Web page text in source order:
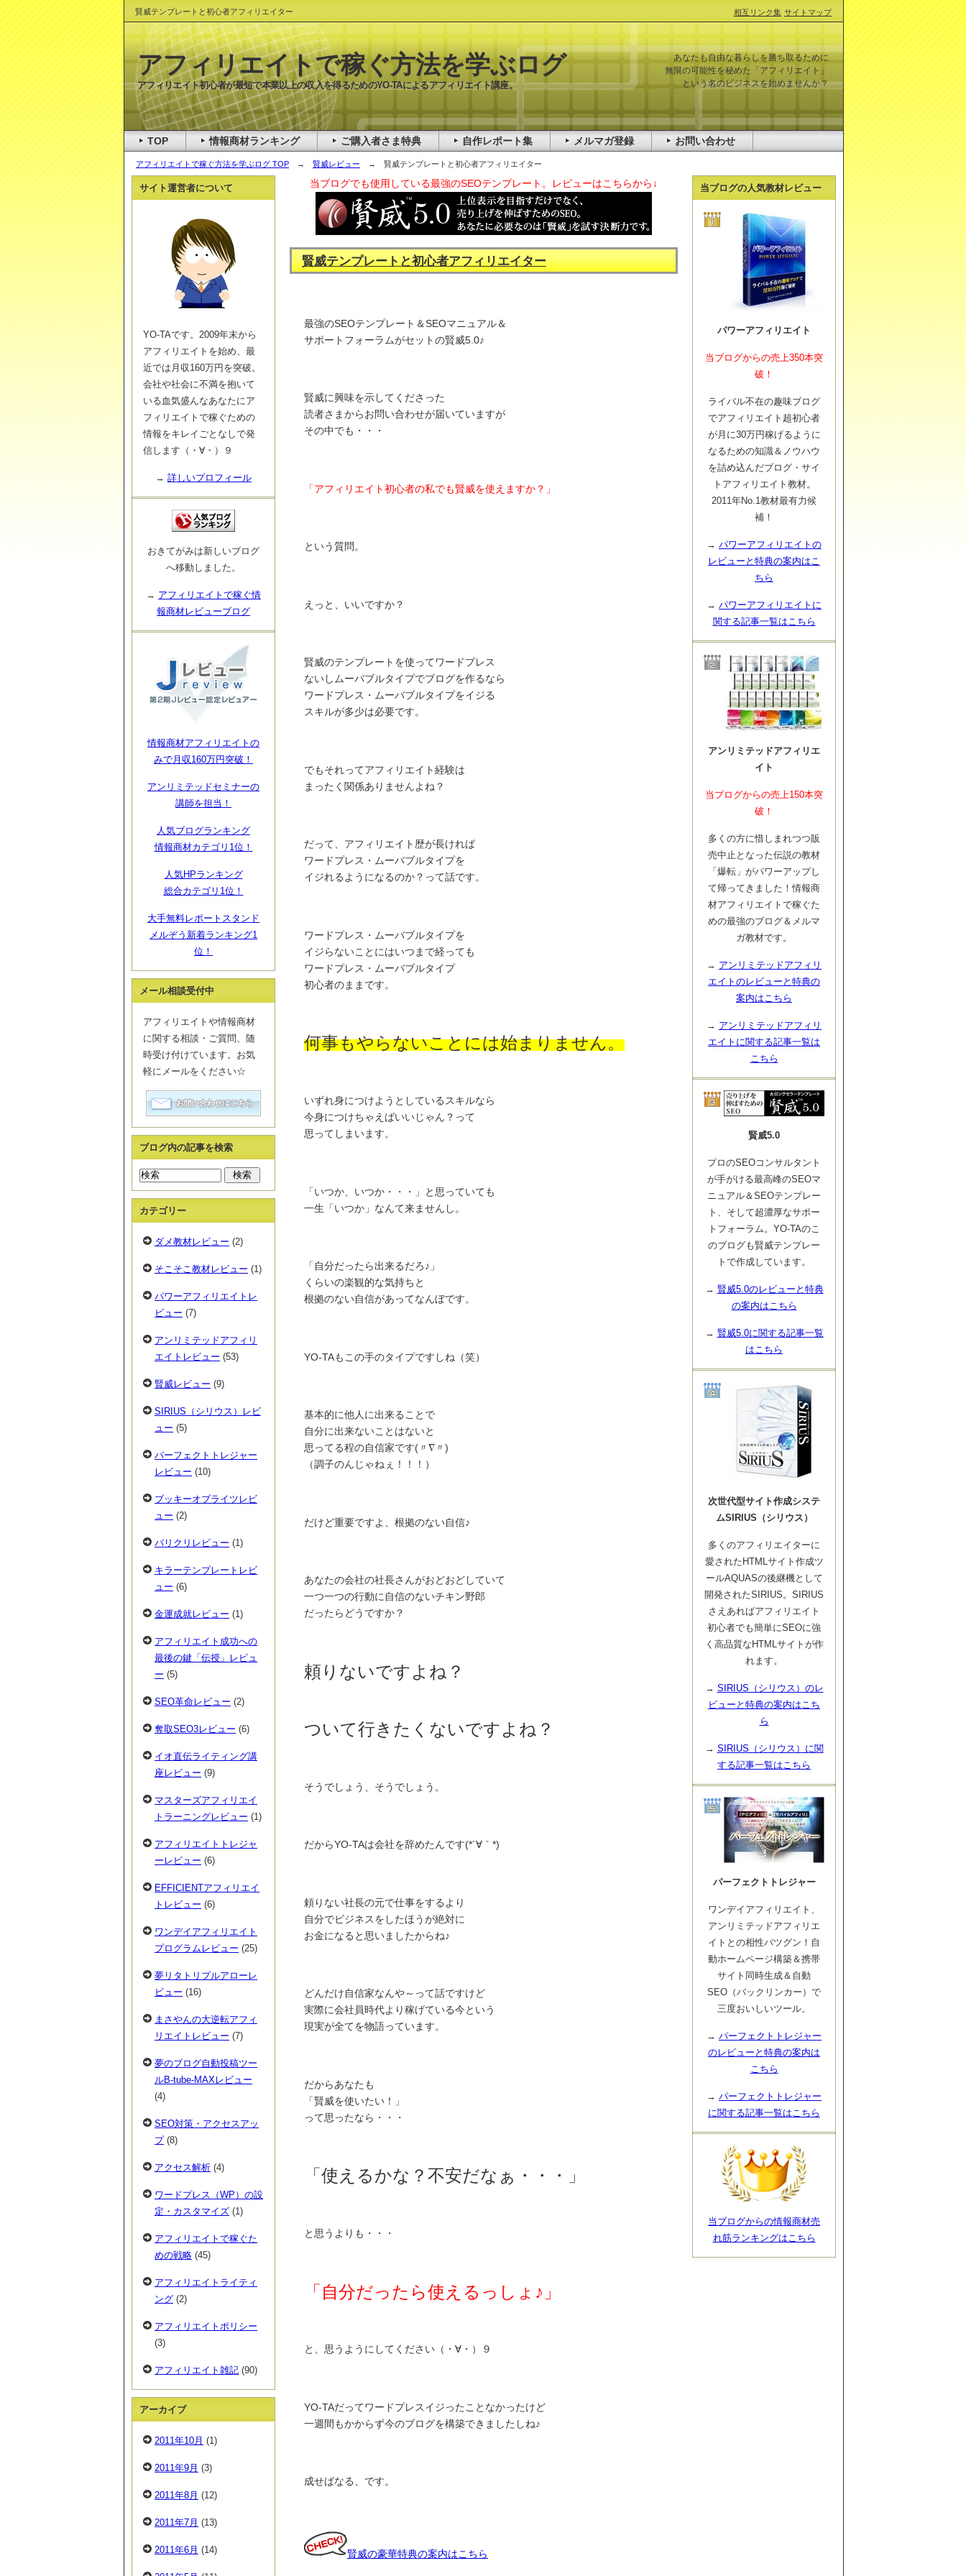
賢威テンプレートと初心者アフィリエイター
アフィリエイトで稼ぐ方法を学ぶログ TOP → 賢威レビュー → 賢威テンプレートと初心者アフィリエイター
当ブログでも使用している最強のSEOテンプレート。レビューはこちらから↓
賢威テンプレートと初心者アフィリエイター
最強のSEOテンプレート＆SEOマニュアル＆
サポートフォーラムがセットの賢威5.0♪
賢威に興味を示してくださった
読者さまからお問い合わせが届いていますが
その中でも・・・
「アフィリエイト初心者の私でも賢威を使えますか？」
という質問。
えっと、いいですか？
賢威のテンプレートを使ってワードプレス
ないしムーバブルタイプでブログを作るなら
ワードプレス・ムーバブルタイプをイジる
スキルが多少は必要です。
でもそれってアフィリエイト経験は
まったく関係ありませんよね？
だって、アフィリエイト歴が長ければ
ワードプレス・ムーバブルタイプを
イジれるようになるのか？って話です。
ワードプレス・ムーバブルタイプを
イジらないことにはいつまで経っても
ワードプレス・ムーバブルタイプ
初心者のままです。
何事もやらないことには始まりません。
いずれ身につけようとしているスキルなら
今身につけちゃえばいいじゃん？って
思ってしまいます。
「いつか、いつか・・・」と思っていても
一生「いつか」なんて来ませんし。
「自分だったら出来るだろ♪」
くらいの楽観的な気持ちと
根拠のない自信があってなんぼです。
YO-TAもこの手のタイプですしね（笑）
基本的に他人に出来ることで
自分に出来ないことはないと
思ってる程の自信家です(〃∇〃)
（調子のんじゃねぇ！！！）
だけど重要ですよ、根拠のない自信♪
あなたの会社の社長さんがおどおどしていて
一つ一つの行動に自信のないチキン野郎
だったらどうですか？
頼りないですよね？
ついて行きたくないですよね？
そうでしょう、そうでしょう。
だからYO-TAは会社を辞めたんです(*´∀｀*)
頼りない社長の元で仕事をするより
自分でビジネスをしたほうが絶対に
お金になると思いましたからね♪
どんだけ自信家なんや～って話ですけど
実際に会社員時代より稼げている今という
現実が全てを物語っています。
だからあなたも
「賢威を使いたい！」
って思ったなら・・・
「使えるかな？不安だなぁ・・・」
と思うよりも・・・
「自分だったら使えるっしょ♪」
と、思うようにしてください（・∀・）９
YO-TAだってワードプレスイジったことなかったけど
一週間もかからず今のブログを構築できましたしね♪
成せばなる、です。
賢威の豪華特典の案内はこちら
サイト運営者について
YO-TAです。2009年末から
アフィリエイトを始め、最
近では月収160万円を突破。
会社や社会に不満を抱いて
いる血気盛んなあなたにア
フィリエイトで稼ぐための
情報をキレイごとなしで発
信します（・∀・）９
→ 詳しいプロフィール
おきてがみは新しいブログ
へ移動しました。
→ アフィリエイトで稼ぐ情
報商材レビューブログ
情報商材アフィリエイトの
みで月収160万円突破！
アンリミテッドセミナーの
講師を担当！
人気ブログランキング
情報商材カテゴリ1位！
人気HPランキング
総合カテゴリ1位！
大手無料レポートスタンド
メルぞう新着ランキング1
位！
メール相談受付中
アフィリエイトや情報商材
に関する相談・ご質問、随
時受け付けています。お気
軽にメールをください☆
ブログ内の記事を検索
カテゴリー
ダメ教材レビュー (2)
そこそこ教材レビュー (1)
パワーアフィリエイトレ
ビュー (7)
アンリミテッドアフィリ
エイトレビュー (53)
賢威レビュー (9)
SIRIUS（シリウス）レビ
ュー (5)
パーフェクトトレジャー
レビュー (10)
ブッキーオブライツレビ
ュー (2)
バリクリレビュー (1)
キラーテンプレートレビ
ュー (6)
金運成就レビュー (1)
アフィリエイト成功への
最後の鍵「伝授」レビュ
ー (5)
SEO革命レビュー (2)
奪取SEO3レビュー (6)
イオ直伝ライティング講
座レビュー (9)
マスターズアフィリエイ
トラーニングレビュー (1)
アフィリエイトトレジャ
ーレビュー (6)
EFFICIENTアフィリエイ
トレビュー (6)
ワンデイアフィリエイト
プログラムレビュー (25)
夢リタトリプルアローレ
ビュー (16)
まさやんの大逆転アフィ
リエイトレビュー (7)
夢のブログ自動投稿ツー
ルB-tube-MAXレビュー
(4)
SEO対策・アクセスアッ
プ(8)
アクセス解析 (4)
ワードプレス（WP）の設
定・カスタマイズ (1)
アフィリエイトで稼ぐた
めの戦略 (45)
アフィリエイトライティ
ング (2)
アフィリエイトポリシー
(3)
アフィリエイト雑記 (90)
アーカイブ
2011年10月 (1)
2011年9月 (3)
2011年8月 (12)
2011年7月 (13)
2011年6月 (14)
当ブログの人気教材レビュー
パワーアフィリエイト
当ブログからの売上350本突
破！
ライバル不在の趣味ブログ
でアフィリエイト超初心者
が月に30万円稼げるように
なるための知識＆ノウハウ
を詰め込んだブログ・サイ
トアフィリエイト教材。
2011年No.1教材最有力候
補！
→ パワーアフィリエイトの
レビューと特典の案内はこ
ちら
→ パワーアフィリエイトに
関する記事一覧はこちら
アンリミテッドアフィリエ
イト
当ブログからの売上150本突
破！
多くの方に惜しまれつつ販
売中止となった伝説の教材
「爆転」がパワーアップし
て帰ってきました！情報商
材アフィリエイトで稼ぐた
めの最強のブログ＆メルマ
ガ教材です。
→ アンリミテッドアフィリ
エイトのレビューと特典の
案内はこちら
→ アンリミテッドアフィリ
エイトに関する記事一覧は
こちら
賢威5.0
プロのSEOコンサルタント
が手がける最高峰のSEOマ
ニュアル＆SEOテンプレー
ト、そして超濃厚なサポー
トフォーラム。YO-TAのこ
のブログも賢威テンプレー
トで作成しています。
→ 賢威5.0のレビューと特典
の案内はこちら
→ 賢威5.0に関する記事一覧
はこちら
次世代型サイト作成システ
ムSIRIUS（シリウス）
多くのアフィリエイターに
愛されたHTMLサイト作成ツ
ールAQUASの後継機として
開発されたSIRIUS。SIRIUS
さえあればアフィリエイト
初心者でも簡単にSEOに強
く高品質なHTMLサイトが作
れます。
→ SIRIUS（シリウス）のレ
ビューと特典の案内はこち
ら
→ SIRIUS（シリウス）に関
する記事一覧はこちら
パーフェクトトレジャー
ワンデイアフィリエイト、
アンリミテッドアフィリエ
イトとの相性バツグン！自
動ホームページ構築＆携帯
サイト同時生成＆自動
SEO（バックリンカー）で
三度おいしいツール。
→ パーフェクトトレジャー
のレビューと特典の案内は
こちら
→ パーフェクトトレジャー
に関する記事一覧はこちら
当ブログからの情報商材売
れ筋ランキングはこちら
アフィリエイトで稼ぐ方法を学ぶログ
アフィリエイト初心者が最短で本業以上の収入を得るためのYO-TAによるアフィリエイト講座。
あなたも自由な暮らしを勝ち取るために
無限の可能性を秘めた「アフィリエイト」
という名のビジネスを始めませんか？
相互リンク集 サイトマップ
TOP 情報商材ランキング ご購入者さま特典 自作レポート集 メルマガ登録 お問い合わせ